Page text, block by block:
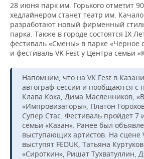
28 июня парк им. Горького отметит
хедлайнером станет театр им.
разработают новый фирменный
парка. Также в городе состоятся IX
фестиваль «Смены» в парке «Черное
и фестиваль VK Fest у Центра семьи
Напомним, что на VK Fest в Казани
автограф-сессии и пообщаются с
Клава Кока, Дима Масленников,
«Импровизаторы», Платон
Супер Стас. Фестиваль пройдет 7
семьи «Казан». Ранее был
выступающих артистов. На сцене
выступят FEDUK, Татьяна
«Сироткин», Ришат Тухватуллин,